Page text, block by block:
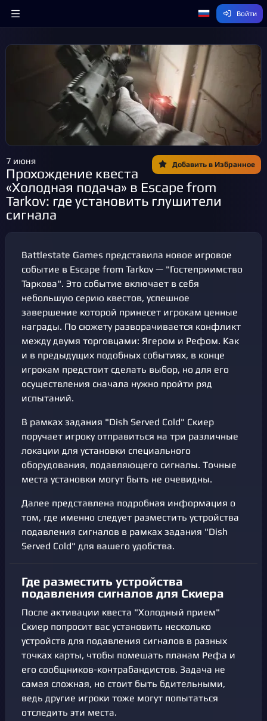
Войти
Добавить в Избранное
7 июня
Прохождение квеста
«Холодная подача» в Escape from
Tarkov: где установить глушители
сигнала
Battlestate Games представила новое игровое
событие в Escape from Tarkov — "Гостеприимство
Таркова". Это событие включает в себя
небольшую серию квестов, успешное
завершение которой принесет игрокам ценные
награды. По сюжету разворачивается конфликт
между двумя торговцами: Ягером и Рефом. Как
и в предыдущих подобных событиях, в конце
игрокам предстоит сделать выбор, но для его
осуществления сначала нужно пройти ряд
испытаний.
В рамках задания "Dish Served Cold" Скиер
поручает игроку отправиться на три различные
локации для установки специального
оборудования, подавляющего сигналы. Точные
места установки могут быть не очевидны.
Далее представлена подробная информация о
том, где именно следует разместить устройства
подавления сигналов в рамках задания "Dish
Served Cold" для вашего удобства.
Где разместить устройства
подавления сигналов для Скиера
После активации квеста "Холодный прием"
Скиер попросит вас установить несколько
устройств для подавления сигналов в разных
точках карты, чтобы помешать планам Рефа и
его сообщников-контрабандистов. Задача не
самая сложная, но стоит быть бдительными,
ведь другие игроки тоже могут попытаться
отследить эти места.